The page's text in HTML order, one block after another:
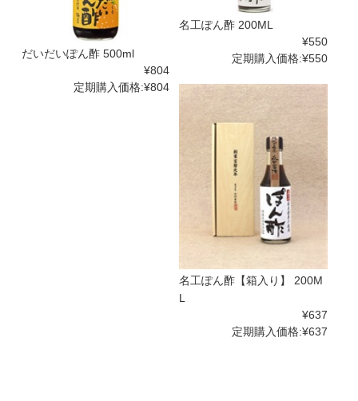
だいだいぽん酢 500ml
¥804
定期購入価格:¥804
名工ぽん酢 200ML
¥550
定期購入価格:¥550
名工ぽん酢【箱入り】 200M
L
¥637
定期購入価格:¥637